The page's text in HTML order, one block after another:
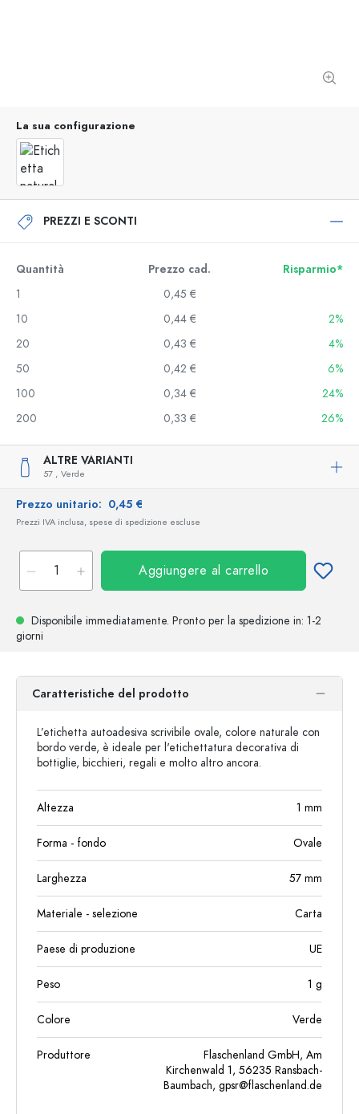
La sua configurazione
PREZZI E SCONTI
Quantità Prezzo cad.
Risparmio*
1
0,45 €
10
0,44 €
2%
20
0,43 €
4%
50
0,42 €
6%
100
0,34 €
24%
200
0,33 € 26%
ALTRE VARIANTI
57 , Verde
Prezzo unitario: 0,45 €
Prezzi IVA inclusa, spese di spedizione escluse
Aggiungere al carrello
Disponibile immediatamente. Pronto per la spedizione in: 1-2
giorni
Caratteristiche del prodotto
L’etichetta autoadesiva scrivibile ovale, colore naturale con
bordo verde, è ideale per l'etichettatura decorativa di
bottiglie, bicchieri, regali e molto altro ancora.
Altezza 1 mm
Forma - fondo Ovale
Larghezza 57 mm
Materiale - selezione Carta
Paese di produzione UE
Peso 1 g
Colore Verde
Produttore
Flaschenland GmbH, Am
Kirchenwald 1, 56235 Ransbach-
Baumbach, gpsr@flaschenland.de